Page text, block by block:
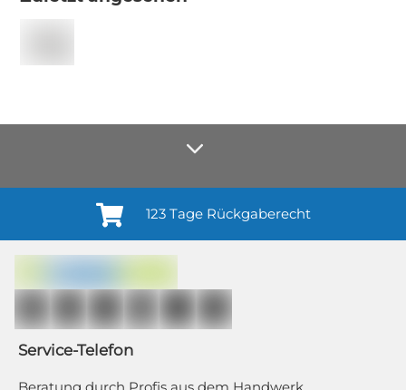
Anmelden¹
casando (Holz-Richter GmbH) sowie zur Interessen-Analyse durch
jederzeit mit Wirkung für die Zukunft und ohne Angabe von Gründen
Weitere Informationen findest du in unserer Datenschutzerklärung.
123 Tage Rückgaberecht
Service-Telefon